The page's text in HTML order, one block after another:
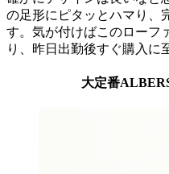
の足形にピタッとハマり、
す。気が付けばこのローフ
り、昨日出勤後すぐ購入に
大定番